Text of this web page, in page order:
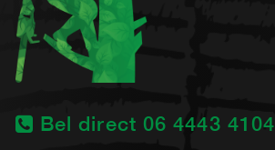
Bel direct 06 4443 4104
CONTACT